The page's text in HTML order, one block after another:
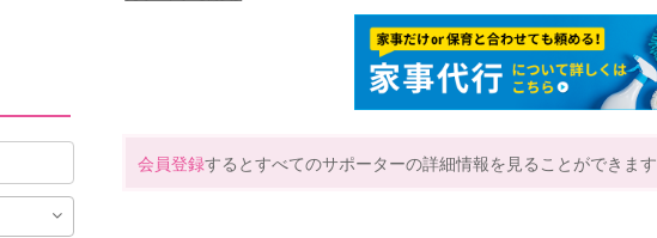
会員登録するとすべてのサポーターの詳細情報を見ることができます